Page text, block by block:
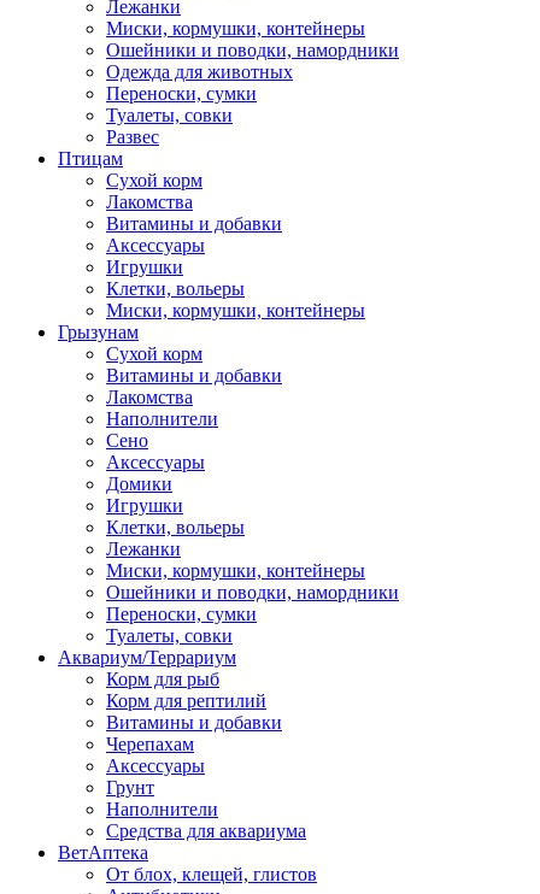
Лежанки
Миски, кормушки, контейнеры
Ошейники и поводки, намордники
Одежда для животных
Переноски, сумки
Туалеты, совки
Развес
Птицам
Сухой корм
Лакомства
Витамины и добавки
Аксессуары
Игрушки
Клетки, вольеры
Миски, кормушки, контейнеры
Грызунам
Сухой корм
Витамины и добавки
Лакомства
Наполнители
Сено
Аксессуары
Домики
Игрушки
Клетки, вольеры
Лежанки
Миски, кормушки, контейнеры
Ошейники и поводки, намордники
Переноски, сумки
Туалеты, совки
Аквариум/Террариум
Корм для рыб
Корм для рептилий
Витамины и добавки
Черепахам
Аксессуары
Грунт
Наполнители
Средства для аквариума
ВетАптека
От блох, клещей, глистов